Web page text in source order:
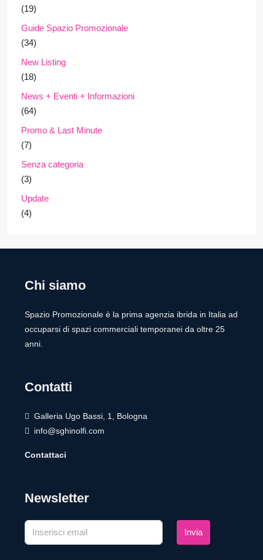
(19)
Guide Spazio Promozionale
(34)
New Listing
(18)
News + Eventi + Informazioni
(64)
Promo & Last Minute
(7)
Senza categoria
(3)
Update
(4)
Chi siamo
Spazio Promozionale è la prima agenzia ibrida in Italia ad
occuparsi di spazi commerciali temporanei da oltre 25
anni.
Contatti
Galleria Ugo Bassi, 1, Bologna
info@sghinolfi.com
Contattaci
Newsletter
Invia